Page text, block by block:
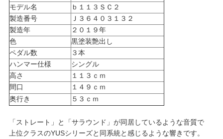
モデル名
ｂ１１３ＳＣ２
製造番号
Ｊ３６４０３１３２
製造年
２０１９年
色
黒塗装艶出し
ペダル数
３本
ハンマー仕様
シングル
高さ
１１３ｃｍ
間口
１４９ｃｍ
奥行き
５３ｃｍ
「ストレート」と「サラウンド」が同居しているような音質で
上位クラスのYUSシリーズと同系統と感じるような響きです。